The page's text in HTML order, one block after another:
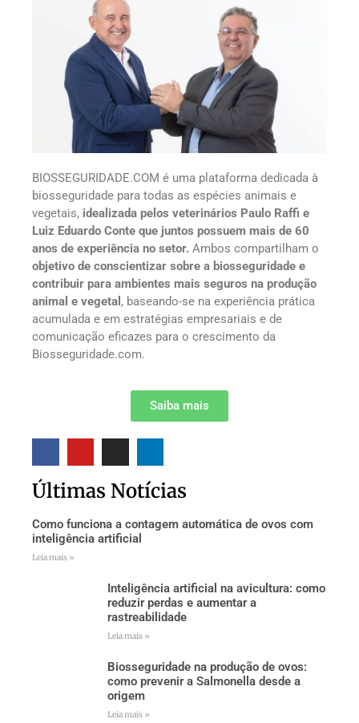
BIOSSEGURIDADE.COM é uma plataforma dedicada à
biosseguridade para todas as espécies animais e
vegetais, idealizada pelos veterinários Paulo Raffi e
Luiz Eduardo Conte que juntos possuem mais de 60
anos de experiência no setor. Ambos compartilham o
objetivo de conscientizar sobre a biosseguridade e
contribuir para ambientes mais seguros na produção
animal e vegetal , baseando-se na experiência prática
acumulada e em estratégias empresariais e de
comunicação eficazes para o crescimento da
Biosseguridade.com.
Saiba mais
Últimas Notícias
Como funciona a contagem automática de ovos com
inteligência artificial
Leia mais »
Inteligência artificial na avicultura: como
reduzir perdas e aumentar a
rastreabilidade
Leia mais »
Biosseguridade na produção de ovos:
como prevenir a Salmonella desde a
origem
Leia mais »